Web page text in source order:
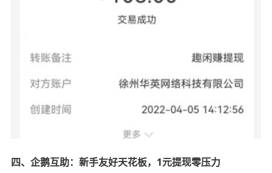
四、企鹅互助：新手友好天花板，1元提现零压力